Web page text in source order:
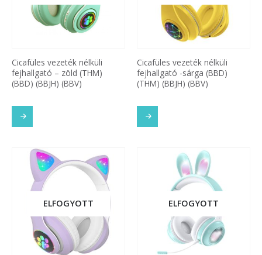
Cicafüles vezeték nélküli
fejhallgató – zöld (THM)
(BBD) (BBJH) (BBV)
Cicafüles vezeték nélküli
fejhallgató -sárga (BBD)
(THM) (BBJH) (BBV)
ELFOGYOTT ELFOGYOTT